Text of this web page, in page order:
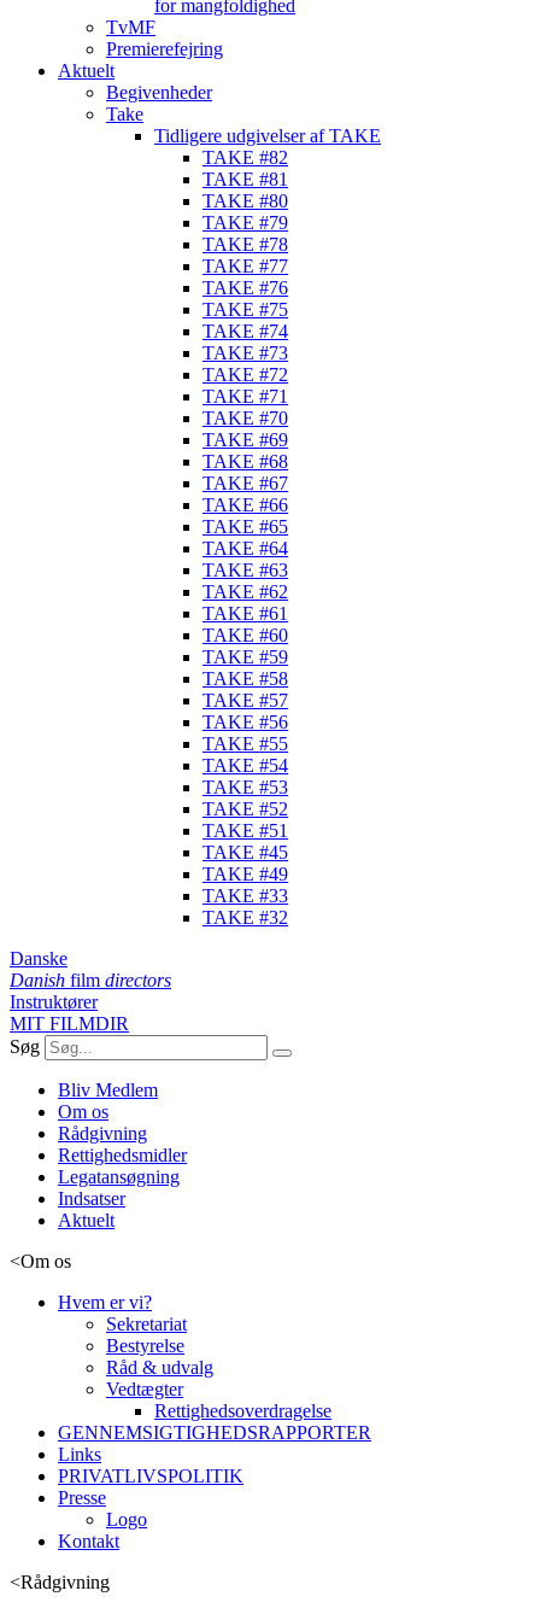
for mangfoldighed
TvMF
Premierefejring
Aktuelt
Begivenheder
Take
Tidligere udgivelser af TAKE
TAKE #82
TAKE #81
TAKE #80
TAKE #79
TAKE #78
TAKE #77
TAKE #76
TAKE #75
TAKE #74
TAKE #73
TAKE #72
TAKE #71
TAKE #70
TAKE #69
TAKE #68
TAKE #67
TAKE #66
TAKE #65
TAKE #64
TAKE #63
TAKE #62
TAKE #61
TAKE #60
TAKE #59
TAKE #58
TAKE #57
TAKE #56
TAKE #55
TAKE #54
TAKE #53
TAKE #52
TAKE #51
TAKE #45
TAKE #49
TAKE #33
TAKE #32
Danske
Danish film directors
Instruktører
MIT FILMDIR
Søg
Bliv Medlem
Om os
Rådgivning
Rettighedsmidler
Legatansøgning
Indsatser
Aktuelt
<Om os
Hvem er vi?
Sekretariat
Bestyrelse
Råd & udvalg
Vedtægter
Rettighedsoverdragelse
GENNEMSIGTIGHEDSRAPPORTER
Links
PRIVATLIVSPOLITIK
Presse
Logo
Kontakt
<Rådgivning